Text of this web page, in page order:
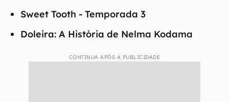
Sweet Tooth - Temporada 3
Doleira: A História de Nelma Kodama
CONTINUA APÓS A PUBLICIDADE